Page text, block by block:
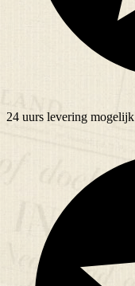
24 uurs levering mogelijk